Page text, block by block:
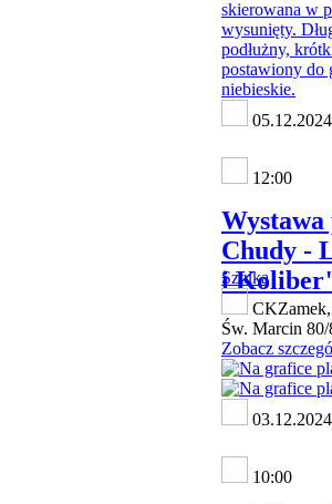
12:00
Chudy -
i
Sztuka
Św. Marcin 80/
Zobacz
10:00